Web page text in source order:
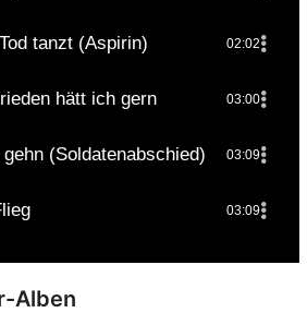
tanzt (Aspirin) 02:02
hätt ich gern 03:00
(Soldatenabschied) 03:09
03:09
Alben